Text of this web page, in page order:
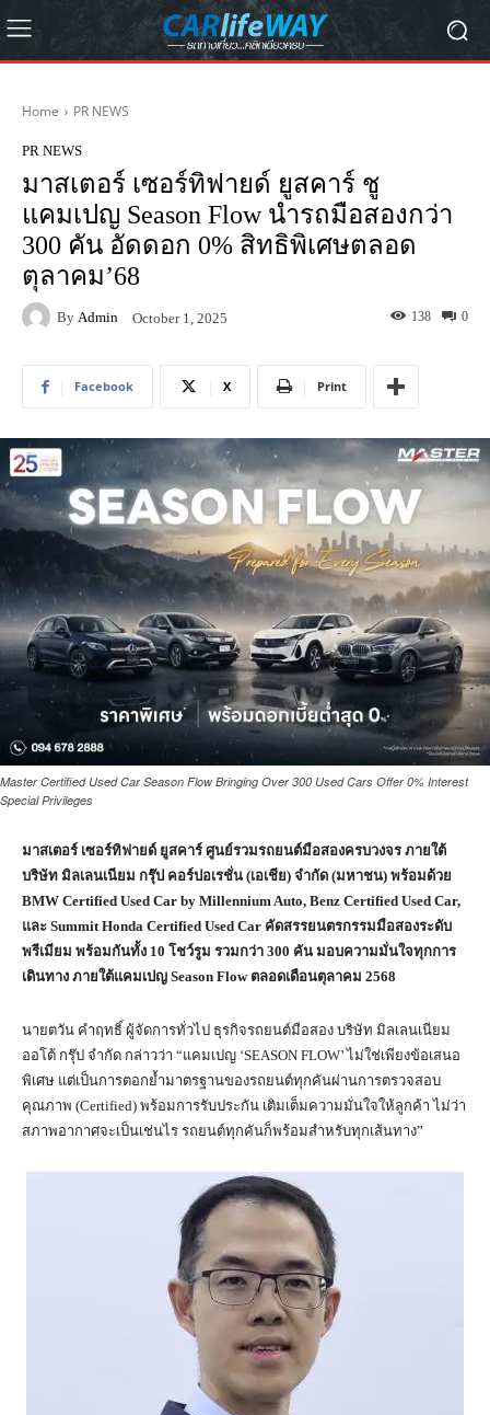
Home PR NEWS
PR NEWS
มาสเตอร์ เซอร์ทิฟายด์ ยูสคาร์ ชู
แคมเปญ Season Flow นำรถมือสองกว่า
300 คัน อัดดอก 0% สิทธิพิเศษตลอด
ตุลาคม’68
By Admin October 1, 2025 0
138
Facebook X Print
Master Certified Used Car Season Flow Bringing Over 300 Used Cars Offer 0% Interest
Special Privileges
มาสเตอร์ เซอร์ทิฟายด์ ยูสคาร์ ศูนย์รวมรถยนต์มือสองครบวงจร ภายใต้
บริษัท มิลเลนเนียม กรุ๊ป คอร์ปอเรชั่น (เอเชีย) จำกัด (มหาชน) พร้อมด้วย
BMW Certified Used Car by Millennium Auto, Benz Certified Used Car,
และ Summit Honda Certified Used Car คัดสรรยนตรกรรมมือสองระดับ
พรีเมียม พร้อมกันทั้ง 10 โชว์รูม รวมกว่า 300 คัน มอบความมั่นใจทุกการ
เดินทาง ภายใต้แคมเปญ Season Flow ตลอดเดือนตุลาคม 2568
นายตวัน คำฤทธิ์ ผู้จัดการทั่วไป ธุรกิจรถยนต์มือสอง บริษัท มิลเลนเนียม
ออโต้ กรุ๊ป จำกัด กล่าวว่า “แคมเปญ ‘SEASON FLOW’ ไม่ใช่เพียงข้อเสนอ
พิเศษ แต่เป็นการตอกย้ำมาตรฐานของรถยนต์ทุกคันผ่านการตรวจสอบ
คุณภาพ (Certified) พร้อมการรับประกัน เติมเต็มความมั่นใจให้ลูกค้า ไม่ว่า
สภาพอากาศจะเป็นเช่นไร รถยนต์ทุกคันก็พร้อมสำหรับทุกเส้นทาง”